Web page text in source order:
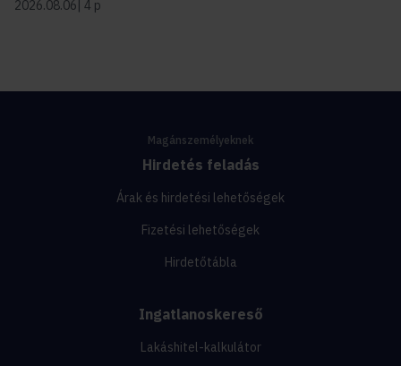
2026.08.06 4 p
Magánszemélyeknek
Hirdetés feladás
Árak és hirdetési lehetőségek
Fizetési lehetőségek
Hirdetőtábla
Ingatlanoskereső
Lakáshitel-kalkulátor